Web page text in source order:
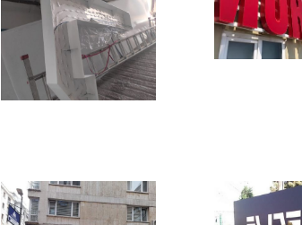
Previous
Next
Previous
Next